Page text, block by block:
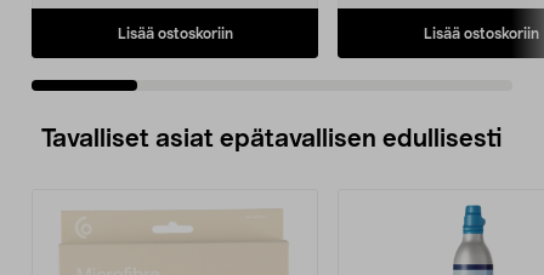
Lisää ostoskoriin Lisää ostoskoriin
Tavalliset asiat epätavallisen edullisesti